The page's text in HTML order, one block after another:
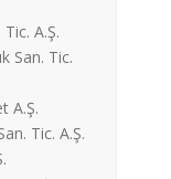
A.Ş.
San. Tic.
A.Ş.
Tic. A.Ş.